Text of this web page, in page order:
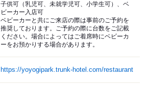
子供可（乳児可、未就学児可、小学生可）、ベ
ビーカー入店可
ベビーカーと共にご来店の際は事前のご予約を
推奨しております。ご予約の際に台数をご記載
ください。場合によってはご着席時にベビーカ
ーをお預かりする場合があります。
https://yoyogipark.trunk-hotel.com/restaurant